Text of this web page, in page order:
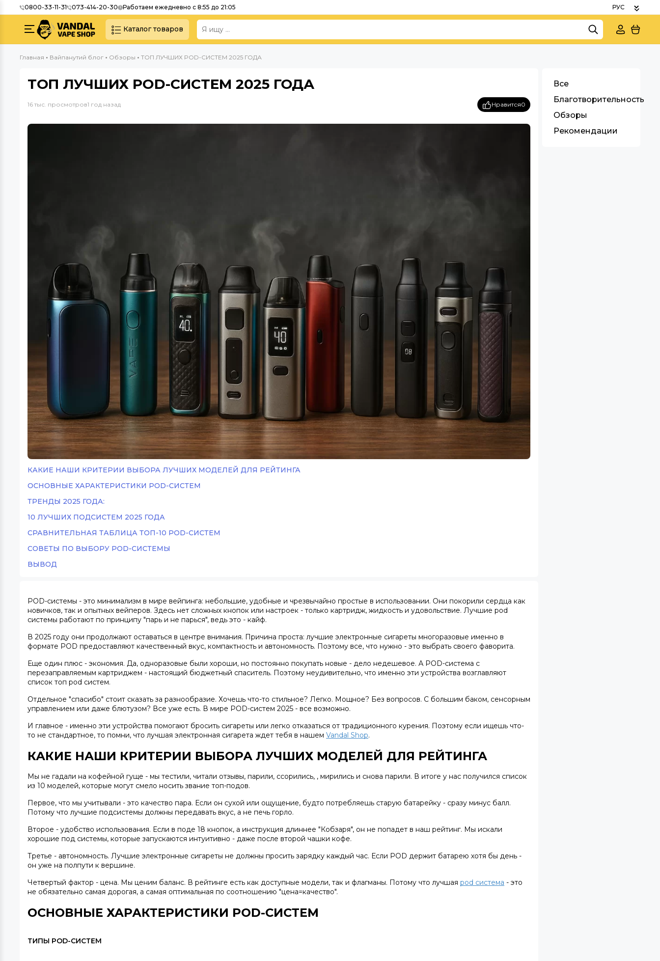
0800-33-11-31 073-414-20-30 Работаем ежедневно с 8:55 до 21:05
Каталог товаров
Главная Вайпанутий блог Обзоры ТОП ЛУЧШИХ POD-СИСТЕМ 2025 ГОДА
ТОП ЛУЧШИХ POD-СИСТЕМ 2025 ГОДА
16 тыс. просмотров1 год назад Нравится0
КАКИЕ НАШИ КРИТЕРИИ ВЫБОРА ЛУЧШИХ МОДЕЛЕЙ ДЛЯ РЕЙТИНГА
ОСНОВНЫЕ ХАРАКТЕРИСТИКИ POD-СИСТЕМ
ТРЕНДЫ 2025 ГОДА:
10 ЛУЧШИХ ПОДСИСТЕМ 2025 ГОДА
СРАВНИТЕЛЬНАЯ ТАБЛИЦА ТОП-10 POD-СИСТЕМ
СОВЕТЫ ПО ВЫБОРУ POD-СИСТЕМЫ
ВЫВОД
POD-системы - это минимализм в мире вейпинга: небольшие, удобные и чрезвычайно простые в использовании. Они покорили сердца как
новичков, так и опытных вейперов. Здесь нет сложных кнопок или настроек - только картридж, жидкость и удовольствие. Лучшие pod
системы работают по принципу "парь и не парься", ведь это - кайф.
В 2025 году они продолжают оставаться в центре внимания. Причина проста: лучшие электронные сигареты многоразовые именно в
формате POD предоставляют качественный вкус, компактность и автономность. Поэтому все, что нужно - это выбрать своего фаворита.
Еще один плюс - экономия. Да, одноразовые были хороши, но постоянно покупать новые - дело недешевое. А POD-система с
перезаправляемым картриджем - настоящий бюджетный спаситель. Поэтому неудивительно, что именно эти устройства возглавляют
список топ pod систем.
Отдельное "спасибо" стоит сказать за разнообразие. Хочешь что-то стильное? Легко. Мощное? Без вопросов. С большим баком, сенсорным
управлением или даже блютузом? Все уже есть. В мире POD-систем 2025 - все возможно.
И главное - именно эти устройства помогают бросить сигареты или легко отказаться от традиционного курения. Поэтому если ищешь что-
то не стандартное, то помни, что лучшая электронная сигарета ждет тебя в нашем Vandal Shop.
КАКИЕ НАШИ КРИТЕРИИ ВЫБОРА ЛУЧШИХ МОДЕЛЕЙ ДЛЯ РЕЙТИНГА
Мы не гадали на кофейной гуще - мы тестили, читали отзывы, парили, ссорились, , мирились и снова парили. В итоге у нас получился список
из 10 моделей, которые могут смело носить звание топ-подов.
Первое, что мы учитывали - это качество пара. Если он сухой или ощущение, будто потребляешь старую батарейку - сразу минус балл.
Потому что лучшие подсистемы должны передавать вкус, а не печь горло.
Второе - удобство использования. Если в поде 18 кнопок, а инструкция длиннее "Кобзаря", он не попадет в наш рейтинг. Мы искали
хорошие под системы, которые запускаются интуитивно - даже после второй чашки кофе.
Третье - автономность. Лучшие электронные сигареты не должны просить зарядку каждый час. Если POD держит батарею хотя бы день -
он уже на полпути к вершине.
Четвертый фактор - цена. Мы ценим баланс. В рейтинге есть как доступные модели, так и флагманы. Потому что лучшая pod система - это
не обязательно самая дорогая, а самая оптимальная по соотношению "цена=качество".
ОСНОВНЫЕ ХАРАКТЕРИСТИКИ POD-СИСТЕМ
ТИПЫ POD-СИСТЕМ
Все
Благотворительность
Обзоры
Рекомендации